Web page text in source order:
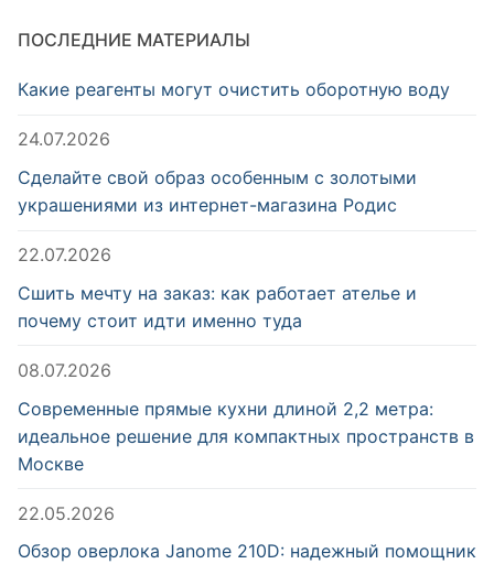
ПОСЛЕДНИЕ МАТЕРИАЛЫ
Какие реагенты могут очистить оборотную воду
24.07.2026
Сделайте свой образ особенным с золотыми
украшениями из интернет-магазина Родис
22.07.2026
Сшить мечту на заказ: как работает ателье и
почему стоит идти именно туда
08.07.2026
Современные прямые кухни длиной 2,2 метра:
идеальное решение для компактных пространств в
Москве
22.05.2026
Обзор оверлока Janome 210D: надежный помощник